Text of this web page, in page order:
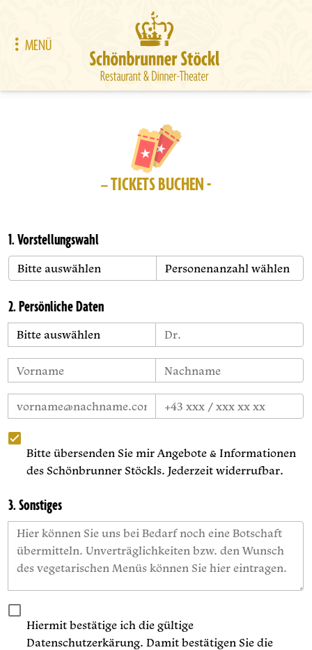
MENÜ
– TICKETS BUCHEN -
1. Vorstellungswahl
2. Persönliche Daten
Bitte übersenden Sie mir Angebote & Informationen
des Schönbrunner Stöckls. Jederzeit widerrufbar.
3. Sonstiges
Hiermit bestätige ich die gültige
Datenschutzerkärung. Damit bestätigen Sie die